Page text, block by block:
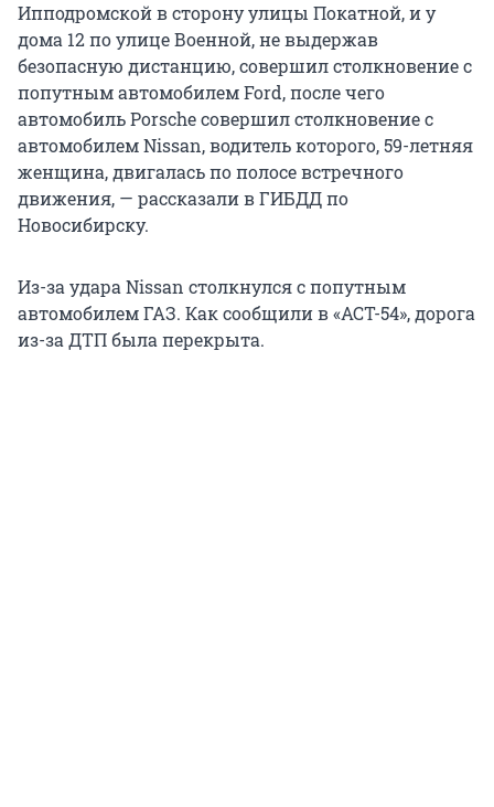
Ипподромской в сторону улицы Покатной, и у
дома 12 по улице Военной, не выдержав
безопасную дистанцию, совершил столкновение с
попутным автомобилем Ford, после чего
автомобиль Porsche совершил столкновение с
автомобилем Nissan, водитель которого, 59-летняя
женщина, двигалась по полосе встречного
движения, — рассказали в ГИБДД по
Новосибирску.
Из-за удара Nissan столкнулся с попутным
автомобилем ГАЗ. Как сообщили в «АСТ-54», дорога
из-за ДТП была перекрыта.